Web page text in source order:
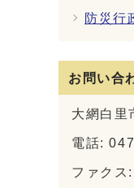
防災行
お問い合
大網白里
電話:
ファク